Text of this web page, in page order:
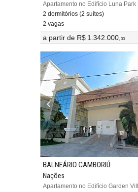
2 dormitórios (2 suítes)
2 vagas
a partir de R$ 1.342.000,00
BALNEÁRIO CAMBORIÚ
Nações
Apartamento no Edifício Garden